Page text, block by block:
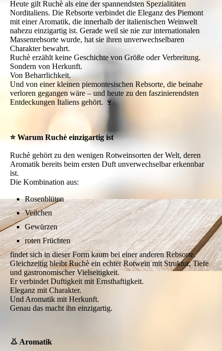
Heute gilt Ruchè als eine der spannendsten Spezialitäten
Norditaliens. Die Rebsorte verbindet die Eleganz des Piemont
mit einer Aromatik, die innerhalb der italienischen Weinwelt
nahezu einzigartig ist. Gerade weil sie nie zur internationalen
Massenrebsorte wurde, hat sie ihren unverwechselbaren
Charakter bewahrt.
Ruchè erzählt keine Geschichte von Größe oder Verbreitung.
Sondern von Herkunft.
Von Beharrlichkeit.
Und von einer kleinen piemontesischen Rebsorte, die beinahe
verloren gegangen wäre – und heute zu den faszinierendsten
Entdeckungen Italiens gehört. 🍷
⭐ Warum Ruchè einzigartig ist
Ruchè gehört zu den wenigen Rotweinsorten der Welt, deren
Aromatik bereits beim ersten Duft unverwechselbar erkennbar
ist.
Die Kombination aus:
Rosenblüten
Veilchen
Gewürzen
roten Früchten
findet sich in dieser Form kaum bei einer anderen Rebsorte.
Gleichzeitig bleibt Ruchè ein echter Rotwein mit Struktur, Tiefe
und gastronomischer Vielseitigkeit.
Er verbindet Duftigkeit mit Ernsthaftigkeit.
Eleganz mit Charakter.
Und Aromatik mit Herkunft.
Genau das macht ihn einzigartig.
👃 Aromatik